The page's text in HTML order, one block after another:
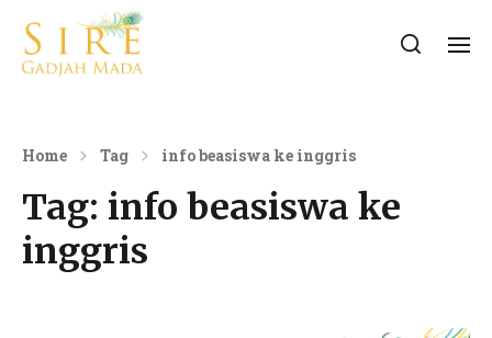
Home Tag info beasiswa ke inggris
Tag: info beasiswa ke
inggris